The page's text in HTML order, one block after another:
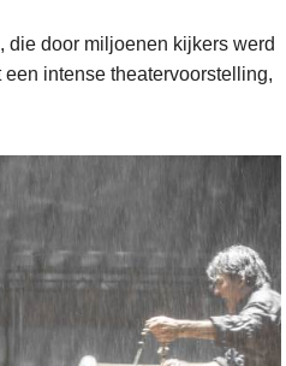
door miljoenen kijkers werd
intense theatervoorstelling,